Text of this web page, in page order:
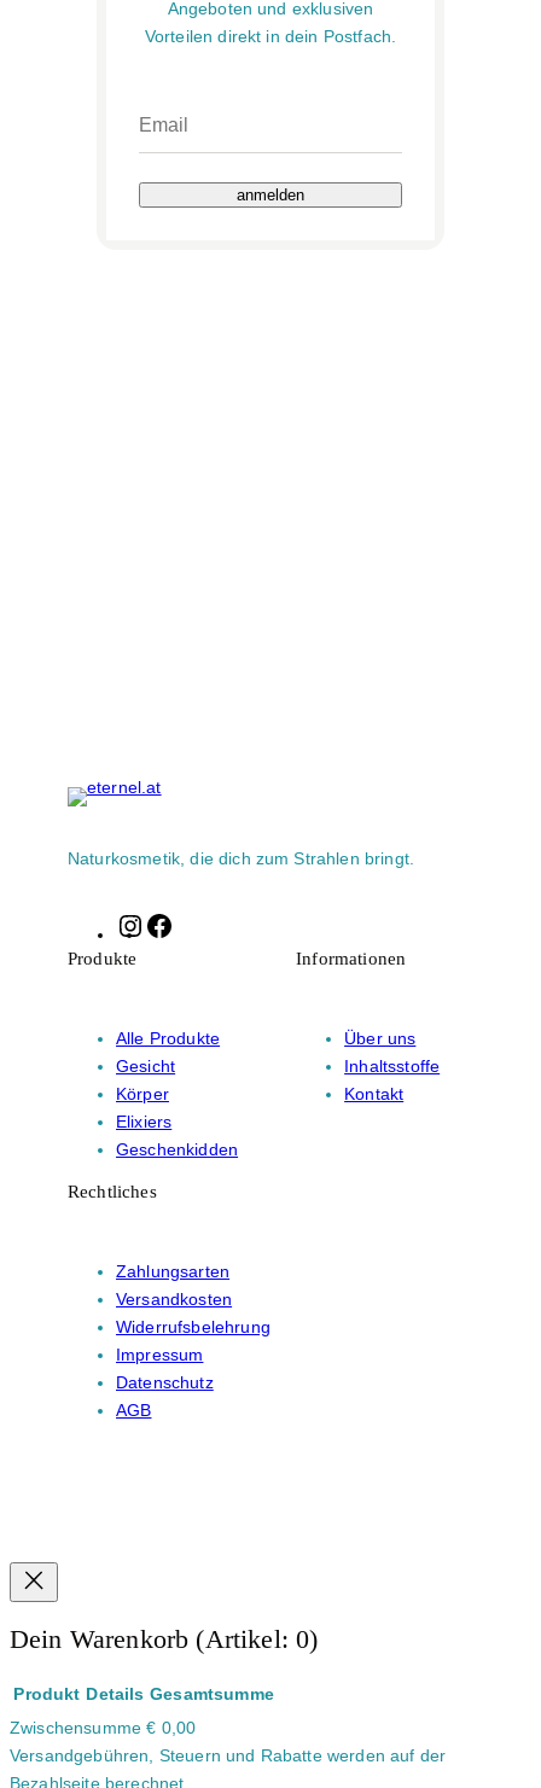
Angeboten und exklusiven
Vorteilen direkt in dein Postfach.
anmelden
Naturkosmetik, die dich zum Strahlen bringt.
Instagram
Produkte
Alle Produkte
Gesicht
Körper
Elixiers
Geschenkidden
Informationen
Über uns
Inhaltsstoffe
Kontakt
Rechtliches
Zahlungsarten
Versandkosten
Widerrufsbelehrung
Impressum
Datenschutz
AGB
Dein Warenkorb (Artikel: 0)
Produkte
im
Produkt Details Gesamtsumme
Zwischensumme€ 0,00
Versandgebühren, Steuern und Rabatte werden auf der
Bezahlseite berechnet.